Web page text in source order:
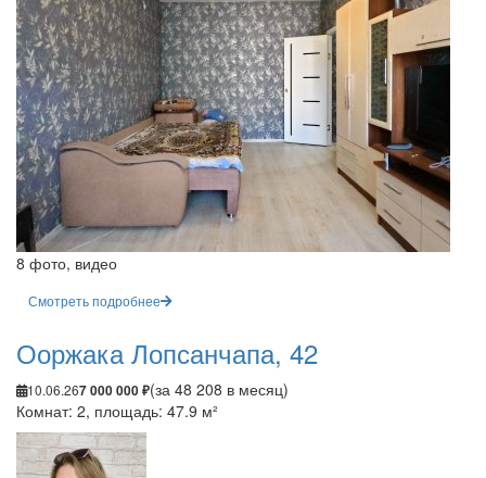
8 фото, видео
Смотреть подробнее
Ооржака Лопсанчапа, 42
10.06.267 000 000 ₽(за 48 208 в месяц)
Комнат: 2, площадь: 47.9 м²